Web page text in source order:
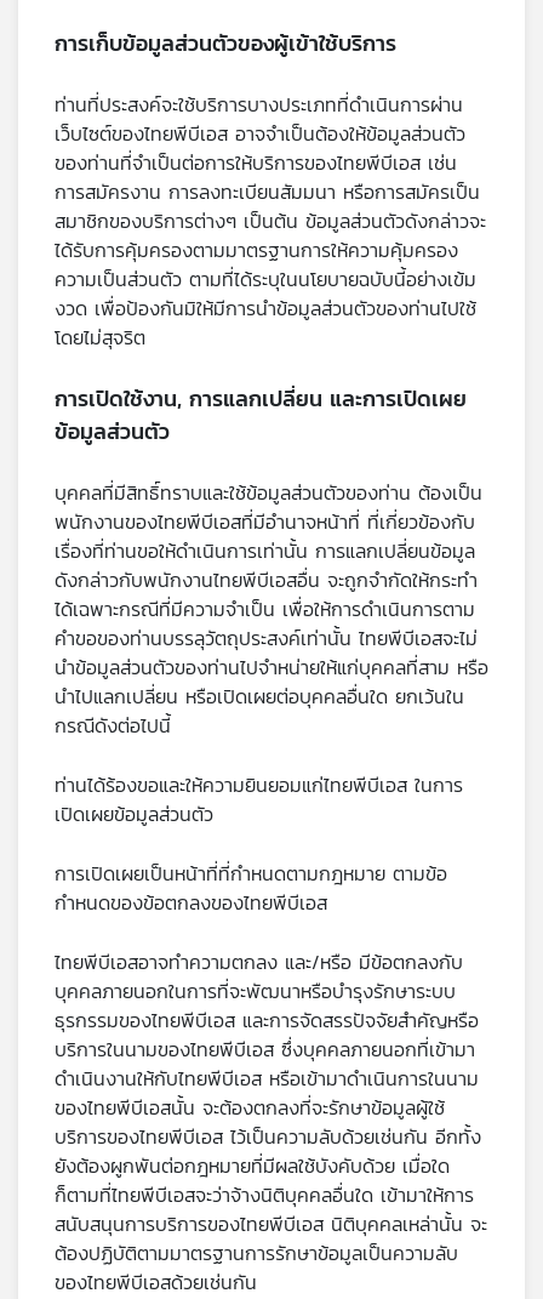
เครือ
เครือ
การเก็บข้อมูลส่วนตัวของผู้เข้าใช้บริการ
ท่านที่ประสงค์จะใช้บริการบางประเภทที่ดำเนินการผ่าน
เว็บไซต์ของไทยพีบีเอส อาจจำเป็นต้องให้ข้อมูลส่วนตัว
ของท่านที่จำเป็นต่อการให้บริการของไทยพีบีเอส เช่น
การสมัครงาน การลงทะเบียนสัมมนา หรือการสมัครเป็น
สมาชิกของบริการต่างๆ เป็นต้น ข้อมูลส่วนตัวดังกล่าวจะ
ได้รับการคุ้มครองตามมาตรฐานการให้ความคุ้มครอง
ความเป็นส่วนตัว ตามที่ได้ระบุในนโยบายฉบับนี้อย่างเข้ม
งวด เพื่อป้องกันมิให้มีการนำข้อมูลส่วนตัวของท่านไปใช้
โดยไม่สุจริต
การเปิดใช้งาน, การแลกเปลี่ยน และการเปิดเผย
ข้อมูลส่วนตัว
บุคคลที่มีสิทธิ์ทราบและใช้ข้อมูลส่วนตัวของท่าน ต้องเป็น
พนักงานของไทยพีบีเอสที่มีอำนาจหน้าที่ ที่เกี่ยวข้องกับ
เรื่องที่ท่านขอให้ดำเนินการเท่านั้น การแลกเปลี่ยนข้อมูล
ดังกล่าวกับพนักงานไทยพีบีเอสอื่น จะถูกจำกัดให้กระทำ
ได้เฉพาะกรณีที่มีความจำเป็น เพื่อให้การดำเนินการตาม
คำขอของท่านบรรลุวัตถุประสงค์เท่านั้น ไทยพีบีเอสจะไม่
นำข้อมูลส่วนตัวของท่านไปจำหน่ายให้แก่บุคคลที่สาม หรือ
นำไปแลกเปลี่ยน หรือเปิดเผยต่อบุคคลอื่นใด ยกเว้นใน
กรณีดังต่อไปนี้
ท่านได้ร้องขอและให้ความยินยอมแก่ไทยพีบีเอส ในการ
เปิดเผยข้อมูลส่วนตัว
การเปิดเผยเป็นหน้าที่ที่กำหนดตามกฎหมาย ตามข้อ
กำหนดของข้อตกลงของไทยพีบีเอส
ไทยพีบีเอสอาจทำความตกลง และ/หรือ มีข้อตกลงกับ
บุคคลภายนอกในการที่จะพัฒนาหรือบำรุงรักษาระบบ
ธุรกรรมของไทยพีบีเอส และการจัดสรรปัจจัยสำคัญหรือ
บริการในนามของไทยพีบีเอส ซึ่งบุคคลภายนอกที่เข้ามา
ดำเนินงานให้กับไทยพีบีเอส หรือเข้ามาดำเนินการในนาม
ของไทยพีบีเอสนั้น จะต้องตกลงที่จะรักษาข้อมูลผู้ใช้
บริการของไทยพีบีเอส ไว้เป็นความลับด้วยเช่นกัน อีกทั้ง
ยังต้องผูกพันต่อกฎหมายที่มีผลใช้บังคับด้วย เมื่อใด
ก็ตามที่ไทยพีบีเอสจะว่าจ้างนิติบุคคลอื่นใด เข้ามาให้การ
สนับสนุนการบริการของไทยพีบีเอส นิติบุคคลเหล่านั้น จะ
ต้องปฏิบัติตามมาตรฐานการรักษาข้อมูลเป็นความลับ
ของไทยพีบีเอสด้วยเช่นกัน